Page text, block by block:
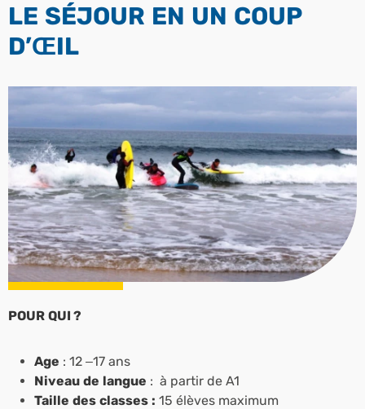
LE SÉJOUR EN UN COUP
D’ŒIL
POUR QUI ?
Age : 12 –17 ans
Niveau de langue : à partir de A1
Taille des classes : 15 élèves maximum